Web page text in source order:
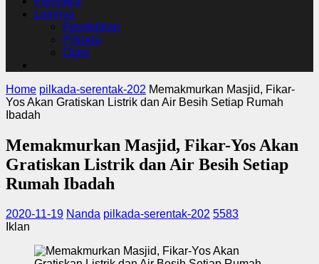
Lainnya
Pendidikan
Pilkada
Opini
Home pilkada-serentak-202 Memakmurkan Masjid, Fikar-
Yos Akan Gratiskan Listrik dan Air Besih Setiap Rumah
Ibadah
Memakmurkan Masjid, Fikar-Yos Akan
Gratiskan Listrik dan Air Besih Setiap
Rumah Ibadah
2020-11-19 Nanda pilkada-serentak-202 5583
Iklan